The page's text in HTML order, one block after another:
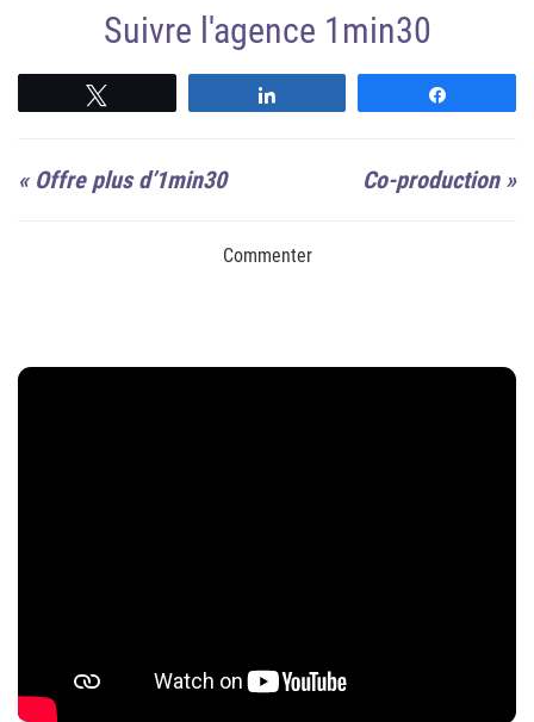
Suivre l'agence 1min30
« Offre plus d’1min30 Co-production»
Commenter